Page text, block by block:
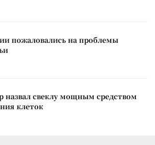
пожаловались на проблемы
назвал свеклу мощным средством
клеток